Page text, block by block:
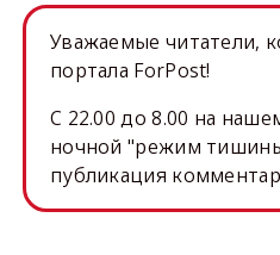
Уважаемые читатели,
портала ForPost!
C 22.00 до 8.00 на
ночной "режим
публикация